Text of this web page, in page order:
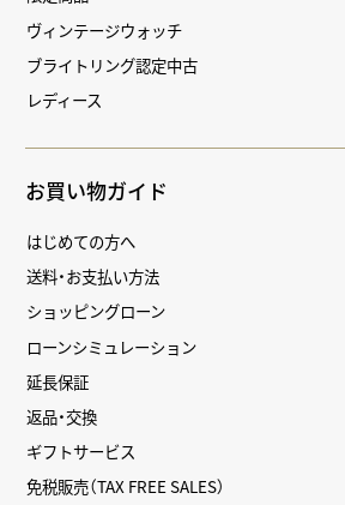
ヴィンテージウォッチ
ブライトリング認定中古
レディース
お買い物ガイド
はじめての方へ
送料・お支払い方法
ショッピングローン
ローンシミュレーション
延長保証
返品・交換
ギフトサービス
免税販売（TAX FREE SALES）